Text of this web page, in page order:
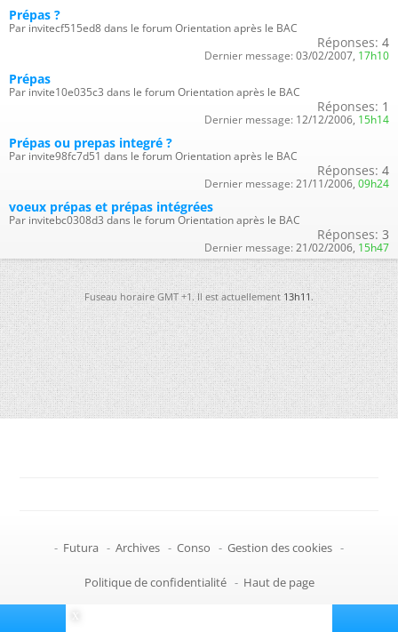
Prépas ?
Par invitecf515ed8 dans le forum Orientation après le BAC
Réponses: 4
Dernier message: 03/02/2007, 17h10
Prépas
Par invite10e035c3 dans le forum Orientation après le BAC
Réponses: 1
Dernier message: 12/12/2006, 15h14
Prépas ou prepas integré ?
Par invite98fc7d51 dans le forum Orientation après le BAC
Réponses: 4
Dernier message: 21/11/2006, 09h24
voeux prépas et prépas intégrées
Par invitebc0308d3 dans le forum Orientation après le BAC
Réponses: 3
Dernier message: 21/02/2006, 15h47
Fuseau horaire GMT +1. Il est actuellement13h11.
- Futura - Archives - Conso - Gestion des cookies -
Politique de confidentialité - Haut de page